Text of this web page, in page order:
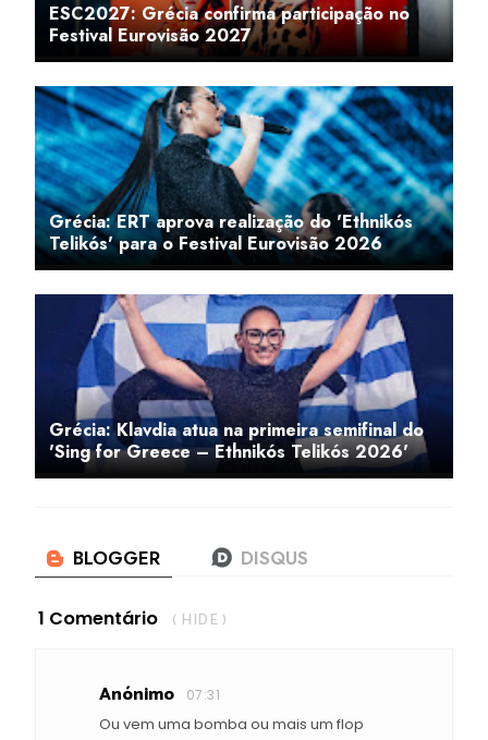
ESC2027: Grécia confirma participação no
Festival Eurovisão 2027
Grécia: ERT aprova realização do 'Ethnikós
Telikós' para o Festival Eurovisão 2026
Grécia: Klavdia atua na primeira semifinal do
'Sing for Greece – Ethnikós Telikós 2026'
1 Comentário ( HIDE )
Anónimo 07:31
Ou vem uma bomba ou mais um flop